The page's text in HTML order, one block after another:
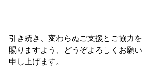
引き続き、変わらぬご支援とご協力を
賜りますよう、どうぞよろしくお願い
申し上げます。